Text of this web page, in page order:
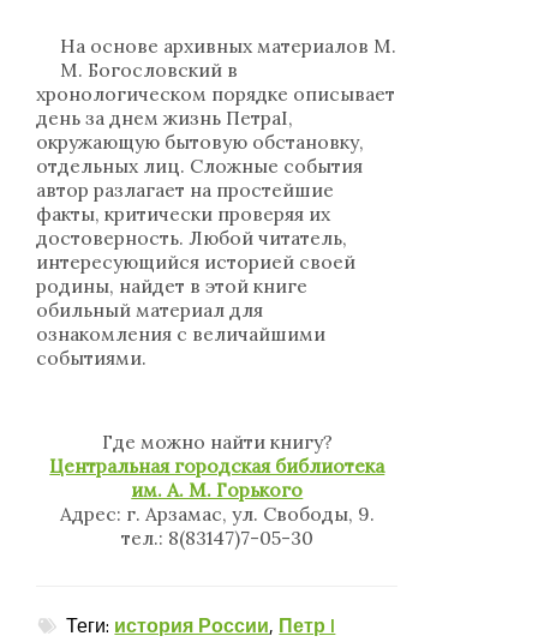
На основе архивных материалов М.
М. Богословский в
хронологическом порядке описывает
день за днем жизнь ПетраI,
окружающую бытовую обстановку,
отдельных лиц. Сложные события
автор разлагает на простейшие
факты, критически проверяя их
достоверность. Любой читатель,
интересующийся историей своей
родины, найдет в этой книге
обильный материал для
ознакомления с величайшими
событиями.
Где можно найти книгу?
Центральная городская библиотека
им. А. М. Горького
Адрес: г. Арзамас, ул. Свободы, 9.
тел.: 8(83147)7-05-30
Теги: история России, Петр I